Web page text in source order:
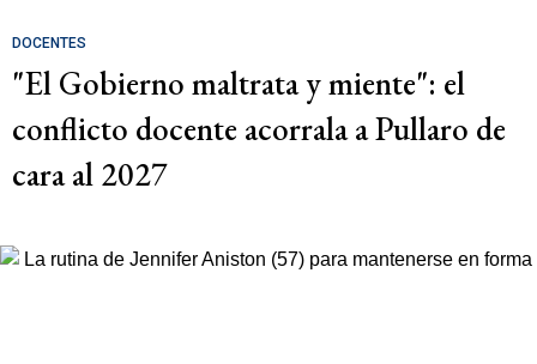
DOCENTES
"El Gobierno maltrata y miente": el
conflicto docente acorrala a Pullaro de
cara al 2027